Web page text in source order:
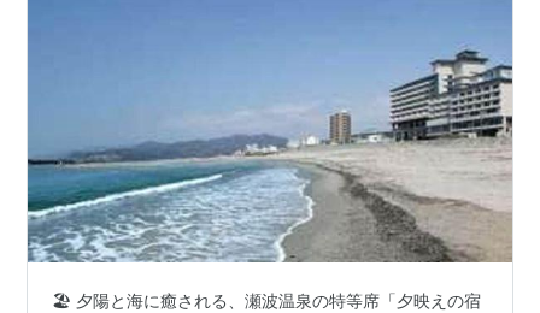
🏖️ 夕陽と海に癒される、瀬波温泉の特等席「夕映えの宿